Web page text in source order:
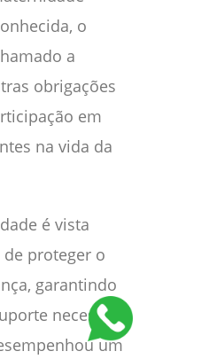
o
a
obrigações
em
na vida da
é vista
proteger o
garantindo
necessário
um